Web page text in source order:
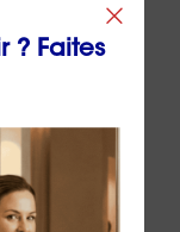
? Faites